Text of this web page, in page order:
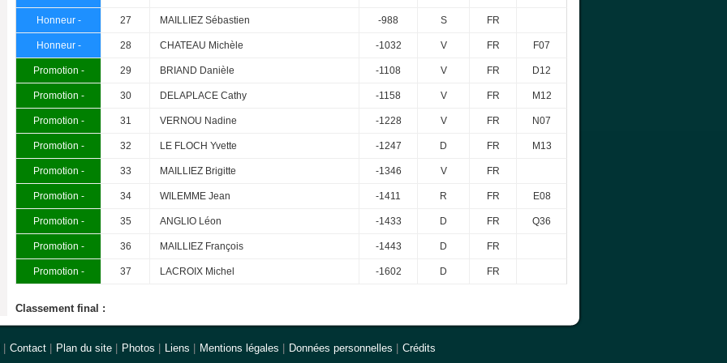
Honneur - 27 MAILLIEZ Sébastien -988 S FR
Honneur - 28 CHATEAU Michèle -1032 V FR F07
Promotion - 29 BRIAND Danièle -1108 V FR D12
Promotion - 30 DELAPLACE Cathy -1158 V FR M12
Promotion - 31 VERNOU Nadine -1228 V FR N07
Promotion - 32 LE FLOCH Yvette -1247 D FR M13
Promotion - 33 MAILLIEZ Brigitte -1346 V FR
Promotion - 34 WILEMME Jean -1411 R FR E08
Promotion - 35 ANGLIO Léon -1433 D FR Q36
Promotion - 36 MAILLIEZ François -1443 D FR
Promotion - 37 LACROIX Michel -1602 D FR
Classement final :
| Contact | Plan du site | Photos | Liens | Mentions légales | Données personnelles | Crédits